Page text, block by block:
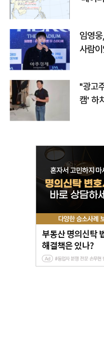
임영
사람
"광고
캠' 하